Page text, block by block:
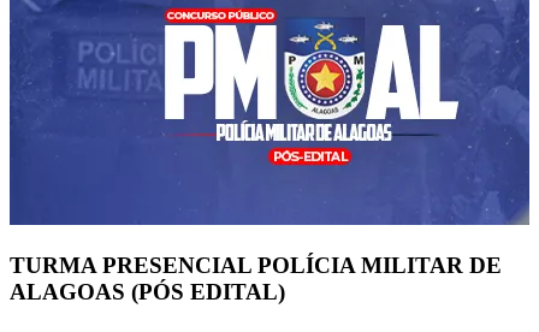
TURMA PRESENCIAL POLÍCIA MILITAR DE
ALAGOAS (PÓS EDITAL)